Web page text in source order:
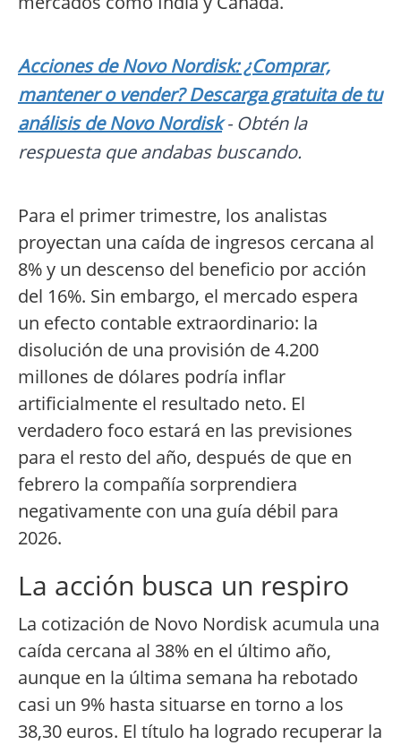
Acciones de Novo Nordisk: ¿Comprar,
mantener o vender? Descarga gratuita de tu
análisis de Novo Nordisk- Obtén la
respuesta que andabas buscando.
Para el primer trimestre, los analistas
proyectan una caída de ingresos cercana al
8% y un descenso del beneficio por acción
del 16%. Sin embargo, el mercado espera
un efecto contable extraordinario: la
disolución de una provisión de 4.200
millones de dólares podría inflar
artificialmente el resultado neto. El
verdadero foco estará en las previsiones
para el resto del año, después de que en
febrero la compañía sorprendiera
negativamente con una guía débil para
2026.
La acción busca un respiro
La cotización de Novo Nordisk acumula una
caída cercana al 38% en el último año,
aunque en la última semana ha rebotado
casi un 9% hasta situarse en torno a los
38,30 euros. El título ha logrado recuperar la